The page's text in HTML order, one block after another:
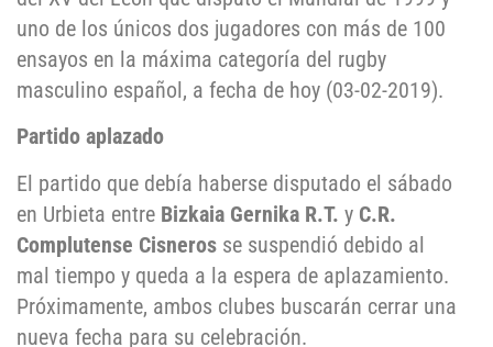
uno de los únicos dos jugadores con más de 100
ensayos en la máxima categoría del rugby
masculino español, a fecha de hoy (03-02-2019).
Partido aplazado
El partido que debía haberse disputado el sábado
en Urbieta entre Bizkaia Gernika R.T. y C.R.
Complutense Cisneros se suspendió debido al
mal tiempo y queda a la espera de aplazamiento.
Próximamente, ambos clubes buscarán cerrar una
nueva fecha para su celebración.